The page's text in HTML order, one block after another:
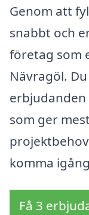
Genom att
snabbt och
företag som
Nävragöl.
erbjudanden
som ger
komma
Få 3